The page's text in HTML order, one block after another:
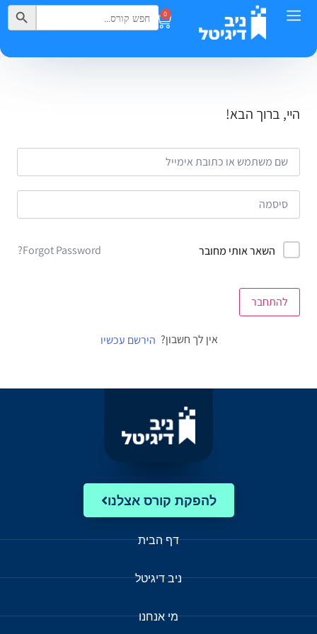
0
Search
for:
Search Button
היי, ברוך הבא!
השאר אותי מחובר Forgot Password?
להתחבר
אין לך חשבון? הירשם עכשיו
להפקת קורס אצלנו
דף הבית
ניב דיגיטל
מי אנחנו